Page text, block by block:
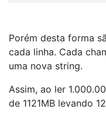
Porém desta forma
cada linha. Cada
uma nova string.
Assim, ao ler
de 1121MB levando